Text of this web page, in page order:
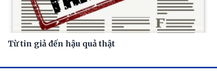
Từ tin giả đến hậu quả thật